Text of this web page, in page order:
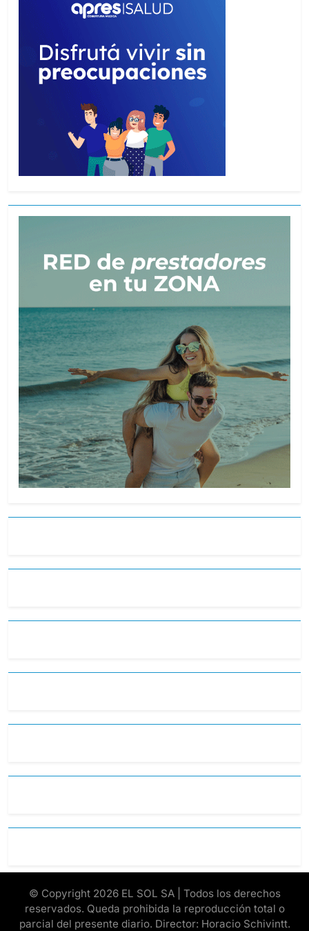
© Copyright 2026 EL SOL SA | Todos los derechos
reservados. Queda prohibida la reproducción total o
parcial del presente diario. Director: Horacio Schivintt.